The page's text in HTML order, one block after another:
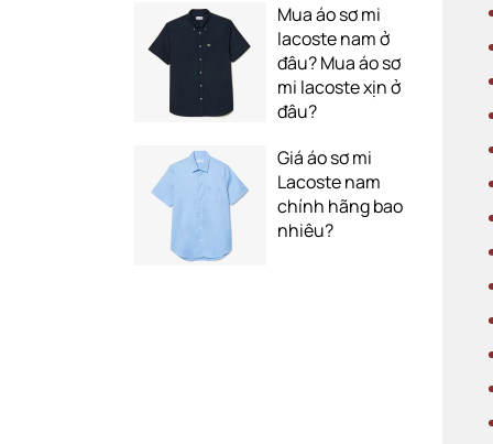
Mua áo sơ mi
lacoste nam ở
đâu? Mua áo sơ
mi lacoste xịn ở
đâu?
Giá áo sơ mi
Lacoste nam
chính hãng bao
nhiêu?